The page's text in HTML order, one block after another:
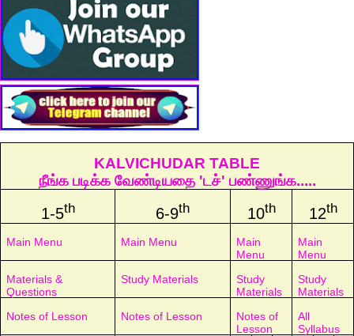
KALVICHUDAR TABLE
நீங்க படிக்க வேண்டியதை 'டச்' பண்ணுங்க.....
1-5th 6-9th 10th 12th
Main Menu Main Menu
Main
Menu
Main
Menu
Materials &
Questions
Study Materials
Study
Materials
Study
Materials
Notes of Lesson
Notes of Lesson
Notes of
Lesson
All
Syllabus